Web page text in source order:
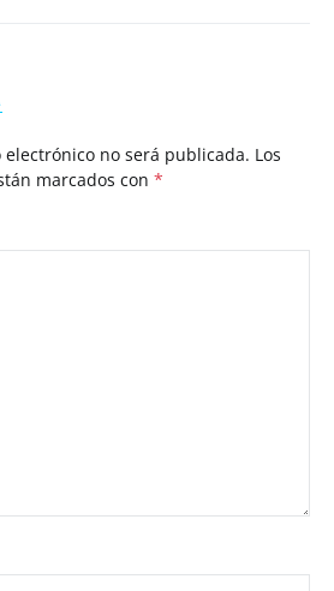
no será publicada. Los
marcados con *